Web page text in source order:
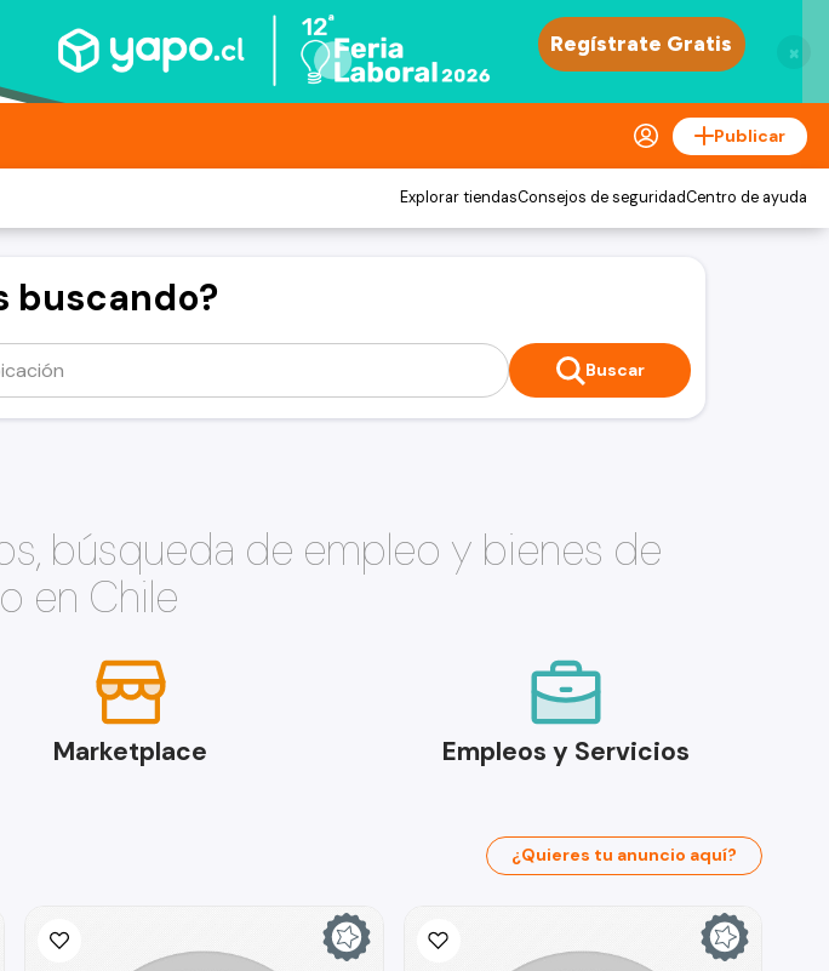
×
Publicar
Explorar tiendasConsejos de seguridadCentro de ayuda
buscando?
Buscar
búsqueda de empleo y bienes de
en Chile
Marketplace Empleos y Servicios
¿Quieres tu anuncio aquí?